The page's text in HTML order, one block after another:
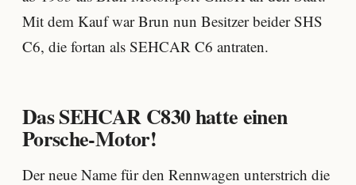
Mit dem Kauf war Brun nun Besitzer beider SHS
C6, die fortan als SEHCAR C6 antraten.
Das SEHCAR C830 hatte einen
Porsche-Motor!
Der neue Name für den Rennwagen unterstrich die